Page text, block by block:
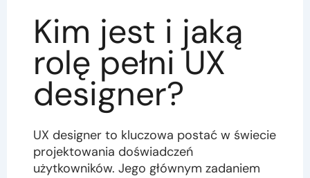
Kim jest i jaką
rolę pełni UX
designer?
UX designer to kluczowa postać w świecie
projektowania doświadczeń
użytkowników. Jego głównym zadaniem